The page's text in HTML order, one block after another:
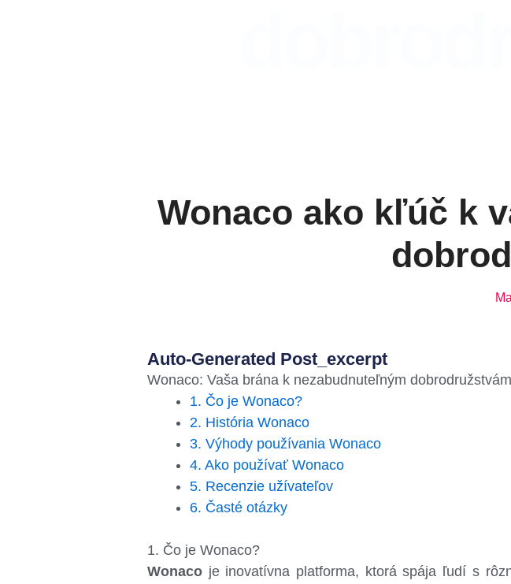
Wonaco ako kľúč k
Auto-Generated Post_excerpt
Wonaco: Vaša brána k nezabudnuteľným dobrodružstvám
1. Čo je Wonaco?
2. História Wonaco
3. Výhody používania Wonaco
4. Ako používať Wonaco
5. Recenzie užívateľov
6. Časté otázky
1. Čo je Wonaco?
Wonaco je inovatívna platforma, ktorá spája ľudí s